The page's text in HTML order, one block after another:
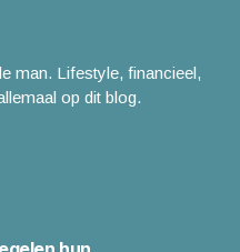
man. Lifestyle, financieel,
op dit blog.